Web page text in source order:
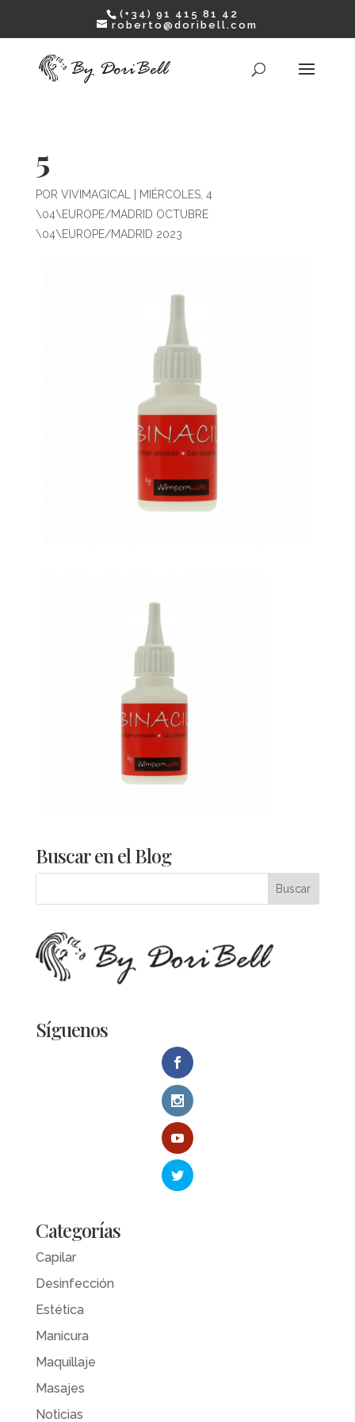
(+34) 91 415 81 42
roberto@doribell.com
5
POR VIVIMAGICAL
MIÉRCOLES, 4
\04\EUROPE/MADRID OCTUBRE
\04\EUROPE/MADRID 2023
Buscar en el Blog
Síguenos
Categorías
Capilar
Desinfección
Estética
Manicura
Maquillaje
Masajes
Noticias